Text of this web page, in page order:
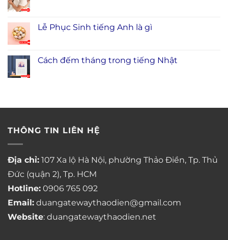
Lễ Phục Sinh tiếng Anh là gì
Cách đếm tháng trong tiếng Nhật
THÔNG TIN LIÊN HỆ
Địa chỉ: 107 Xa lộ Hà Nội, phường Thảo Điền, Tp. Thủ
Đức (quận 2), Tp. HCM
Hotline: 0906 765 092
Email: duangatewaythaodien@gmail.com
Website: duangatewaythaodien.net